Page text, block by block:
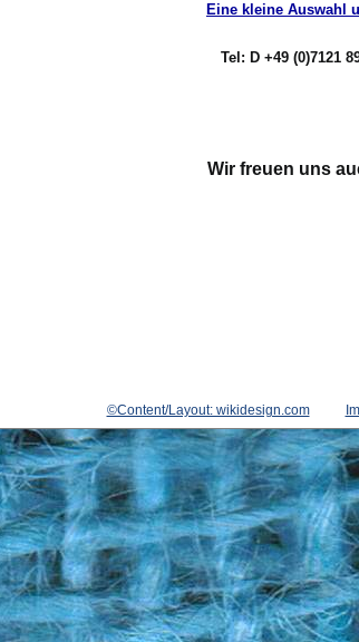
Eine kleine Auswahl
Tel: D +49 (0)7121
Wir freuen uns
©Content/Layout: wikidesign.com